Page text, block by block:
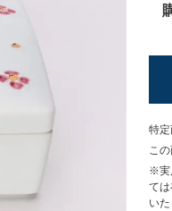
特定
こ
※実
て
いた